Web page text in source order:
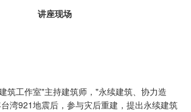
讲座现场
筑工作室"主持建筑师，"永续建筑、协力造
湾921地震后，参与灾后重建，提出永续建筑